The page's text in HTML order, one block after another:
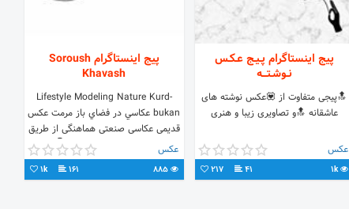
پیج اینستاگرام پـیـج عـکـس
نـوشـتـــه
🔝پیجی متفاوت از 💟عکس نوشته های
عاشقانه 🔝و تصاویری زیبا و هنری
عکس
1k
41
217
پیج اینستاگرام Soroush
Khavash
Lifestyle Modeling Nature Kurd-
bukan عكاسي در فضاي باز مرمت عکس
قدیمی عکاسی صنعتی هماهنگی از طریق
دایرکت یا شماره تماس 👇
@soroush.khavash صفحه شخصی
عکس
885
161
1k